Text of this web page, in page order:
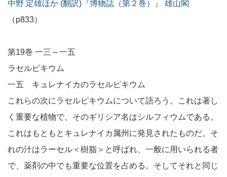
中野 定雄ほか (翻訳)『博物誌（第２巻）』 雄山閣
（p833）
第19巻 一三～一五
ラセルピキウム
一五 キュレナイカのラセルピキウム
これらの次にラセルピキウムについて語ろう。これは著し
く重要な植物で、そのギリシア名はシルフィウムである。
これはもともとキュレナイカ属州に発見されたものだ。そ
れの汁はラーセル＜樹脂＞と呼ばれ、一般に用いられる者
で、薬剤の中でも重要な位置を占める。そしてそれと同じ